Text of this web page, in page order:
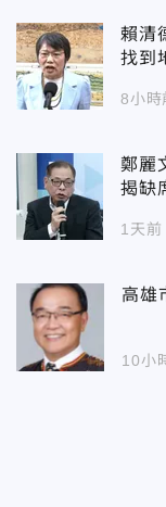
賴清
找到
8小時
鄭麗
揭缺
1天前
高雄
10小